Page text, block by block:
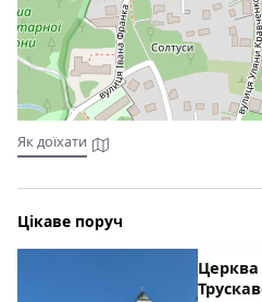
кожному гостю вибрати собі
Як доїхати
Цікаве поруч